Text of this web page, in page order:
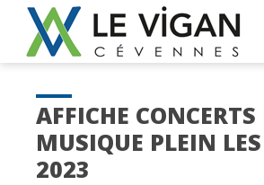
AFFICHE CONCERTS
MUSIQUE PLEIN
2023